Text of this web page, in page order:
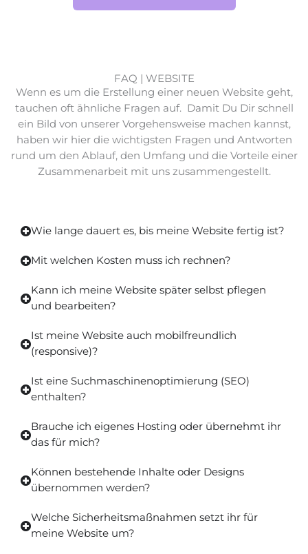
FAQ | WEBSITE
Wenn es um die Erstellung einer neuen Website geht,
tauchen oft ähnliche Fragen auf. Damit Du Dir schnell
ein Bild von unserer Vorgehensweise machen kannst,
haben wir hier die wichtigsten Fragen und Antworten
rund um den Ablauf, den Umfang und die Vorteile einer
Zusammenarbeit mit uns zusammengestellt.
Wie lange dauert es, bis meine Website fertig ist?
Mit welchen Kosten muss ich rechnen?
Kann ich meine Website später selbst pflegen
und bearbeiten?
Ist meine Website auch mobilfreundlich
(responsive)?
Ist eine Suchmaschinenoptimierung (SEO)
enthalten?
Brauche ich eigenes Hosting oder übernehmt ihr
das für mich?
Können bestehende Inhalte oder Designs
übernommen werden?
Welche Sicherheitsmaßnahmen setzt ihr für
meine Website um?